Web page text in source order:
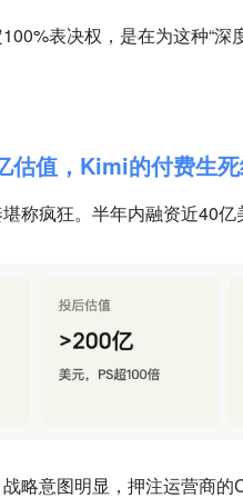
表决权，是在为这种“深
估值，Kimi的付费生
称疯狂。半年内融资近40亿
略意图明显，押注运营商